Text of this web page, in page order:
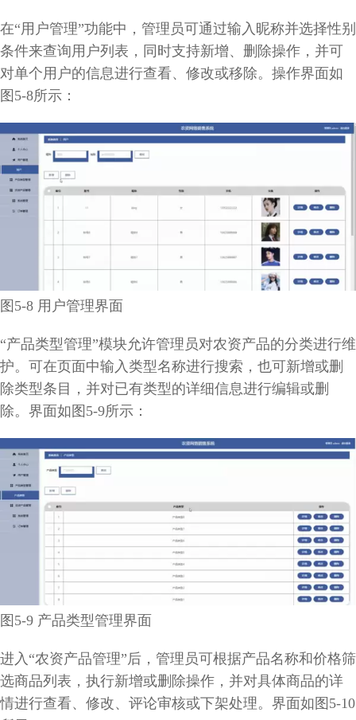
在“用户管理”功能中，管理员可通过输入昵称并选择性别
条件来查询用户列表，同时支持新增、删除操作，并可
对单个用户的信息进行查看、修改或移除。操作界面如
图5-8所示：
图5-8 用户管理界面
“产品类型管理”模块允许管理员对农资产品的分类进行维
护。可在页面中输入类型名称进行搜索，也可新增或删
除类型条目，并对已有类型的详细信息进行编辑或删
除。界面如图5-9所示：
图5-9 产品类型管理界面
进入“农资产品管理”后，管理员可根据产品名称和价格筛
选商品列表，执行新增或删除操作，并对具体商品的详
情进行查看、修改、评论审核或下架处理。界面如图5-10